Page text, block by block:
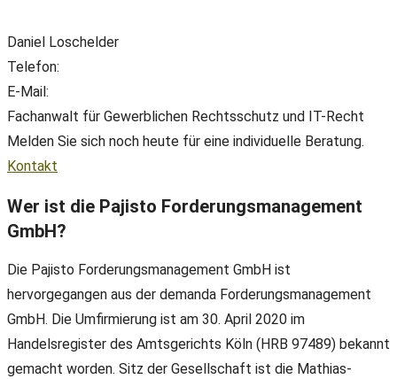
Daniel Loschelder
Telefon:
E-Mail:
Fachanwalt für Gewerblichen Rechtsschutz und IT-Recht
Melden Sie sich noch heute für eine individuelle Beratung.
Kontakt
Wer ist die Pajisto Forderungsmanagement
GmbH?
Die Pajisto Forderungsmanagement GmbH ist
hervorgegangen aus der demanda Forderungsmanagement
GmbH. Die Umfirmierung ist am 30. April 2020 im
Handelsregister des Amtsgerichts Köln (HRB 97489) bekannt
gemacht worden. Sitz der Gesellschaft ist die Mathias-